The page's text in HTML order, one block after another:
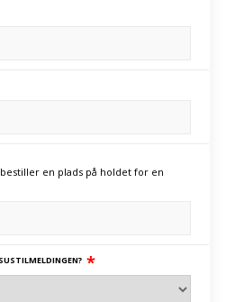
en plads på holdet for en
*